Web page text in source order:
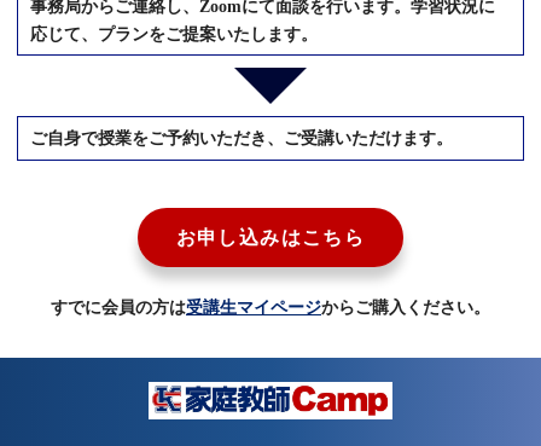
事務局からご連絡し、Zoomにて面談を行います。学習状況に
応じて、プランをご提案いたします。
ご自身で授業をご予約いただき、ご受講いただけます。
お申し込みはこちら
すでに会員の方は受講生マイページからご購入ください。